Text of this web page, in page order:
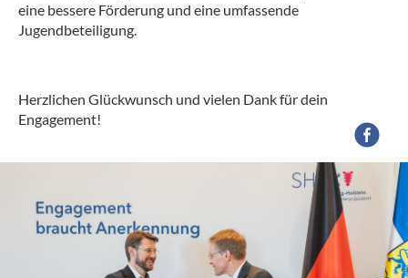
eine bessere Förderung und eine umfassende
Jugendbeteiligung.
Herzlichen Glückwunsch und vielen Dank für dein
Engagement!